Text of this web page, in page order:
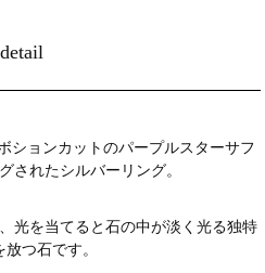
detail
ションカットのパープルスターサフ
されたシルバーリング。
光を当てると石の中が淡く光る独特
放つ石です。